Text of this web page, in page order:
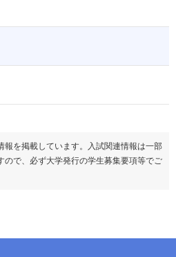
報を掲載しています。入試関連情報は一部
ので、必ず大学発行の学生募集要項等でご